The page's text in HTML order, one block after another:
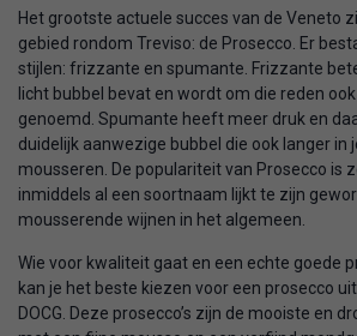
Het grootste actuele succes van de Veneto
gebied rondom Treviso: de Prosecco. Er
stijlen: frizzante en spumante. Frizzante
licht bubbel bevat en wordt om die reden
genoemd. Spumante heeft meer druk en
duidelijk aanwezige bubbel die ook langer in
mousseren. De populariteit van Prosecco is
inmiddels al een soortnaam lijkt te zijn
mousserende wijnen in het algemeen.
Wie voor kwaliteit gaat en een echte goede
kan je het beste kiezen voor een prosecco
DOCG. Deze prosecco’s zijn de mooiste en